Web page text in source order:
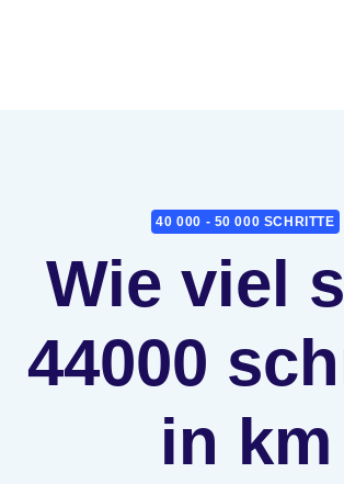
40 000 - 50 000 SCHRITTE
Wie viel
44000
in km